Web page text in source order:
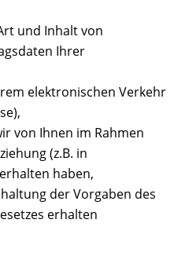
und Inhalt von
Ihrer
elektronischen Verkehr
von Ihnen im Rahmen
(z.B. in
haben,
der Vorgaben des
erhalten